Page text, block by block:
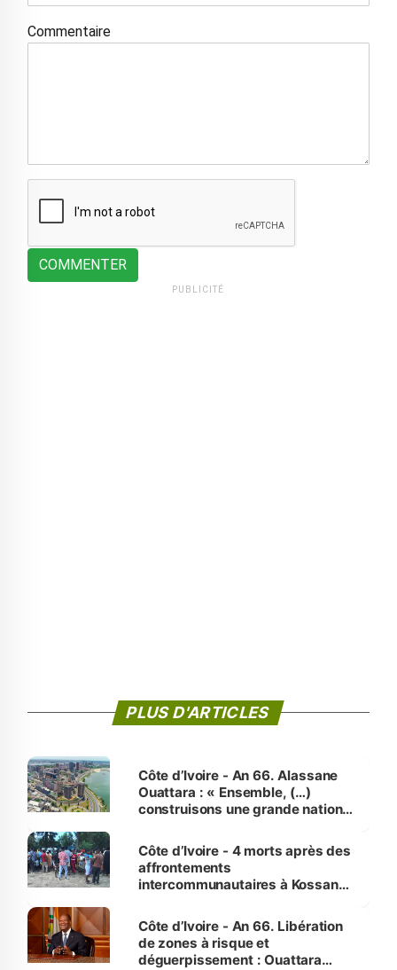
Commentaire
COMMENTER
PUBLICITÉ
PLUS D'ARTICLES
Côte d’Ivoire - An 66. Alassane
Ouattara : « Ensemble, (…)
construisons une grande nation
générations futures »
Côte d’Ivoire - 4 morts après des
affrontements
intercommunautaires à Kossandji
milieu des sinistrés
Côte d’Ivoire - An 66. Libération
de zones à risque et
déguerpissement : Ouattara